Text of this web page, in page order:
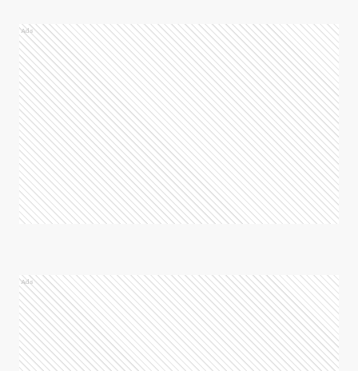
Ads
Ads